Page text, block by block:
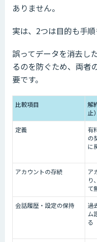
ありません。
実は、2つは目的も手順
誤ってデータを消去し
るのを防ぐため、両者
要です。
比較項目
解
止）
定義
有
の
に
アカウントの存続
ア
り
て
会話履歴・設定の保持
過
ム
る